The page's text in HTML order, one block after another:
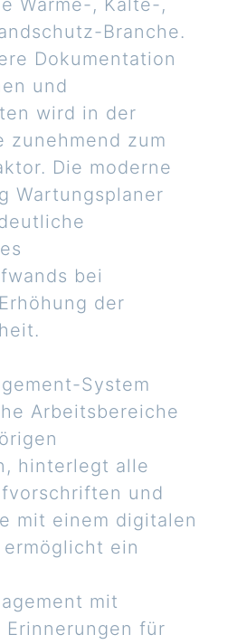
Wärme-, Kälte-,
Branche.
Dokumentation
und
wird in der
zunehmend zum
Die moderne
Wartungsplaner
bei
der
System
Arbeitsbereiche
hinterlegt alle
und
mit einem digitalen
ermöglicht ein
mit
Erinnerungen für